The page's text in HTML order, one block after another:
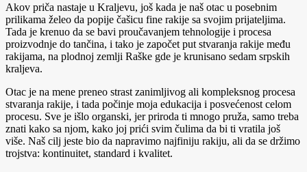
Akov priča nastaje u Kraljevu, još kada je naš otac u posebnim
prilikama želeo da popije čašicu fine rakije sa svojim prijateljima.
Tada je krenuo da se bavi proučavanjem tehnologije i procesa
proizvodnje do tančina, i tako je započet put stvaranja rakije među
rakijama, na plodnoj zemlji Raške gde je krunisano sedam srpskih
kraljeva.
Otac je na mene preneo strast zanimljivog ali kompleksnog procesa
stvaranja rakije, i tada počinje moja edukacija i posvećenost celom
procesu. Sve je išlo organski, jer priroda ti mnogo pruža, samo treba
znati kako sa njom, kako joj prići svim čulima da bi ti vratila još
više. Naš cilj jeste bio da napravimo najfiniju rakiju, ali da se držimo
trojstva: kontinuitet, standard i kvalitet.